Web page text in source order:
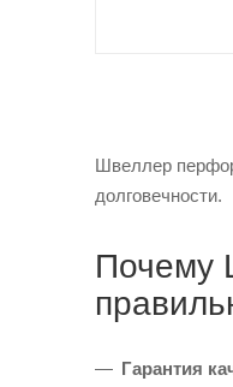
Швеллер
долговечности.
Почему
Гарантия